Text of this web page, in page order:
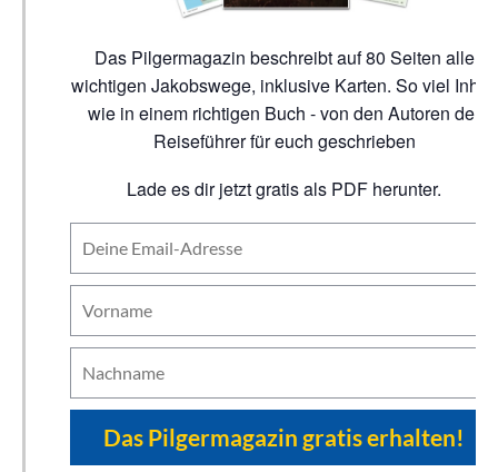
Das Pilgermagazin beschreibt auf 80 Seiten alle
wichtigen Jakobswege, inklusive Karten. So viel Inhalt
wie in einem richtigen Buch - von den Autoren der
Reiseführer für euch geschrieben
Lade es dir jetzt gratis als PDF herunter.